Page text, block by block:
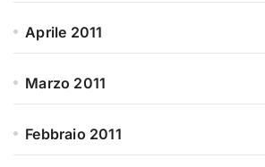
Aprile 2011
Marzo 2011
Febbraio 2011